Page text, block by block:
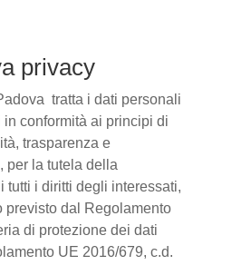
privacy
tratta i dati personali
conformità ai principi di
trasparenza e
per la tutela della
tutti i diritti degli interessati,
previsto dal Regolamento
di protezione dei dati
UE 2016/679, c.d.